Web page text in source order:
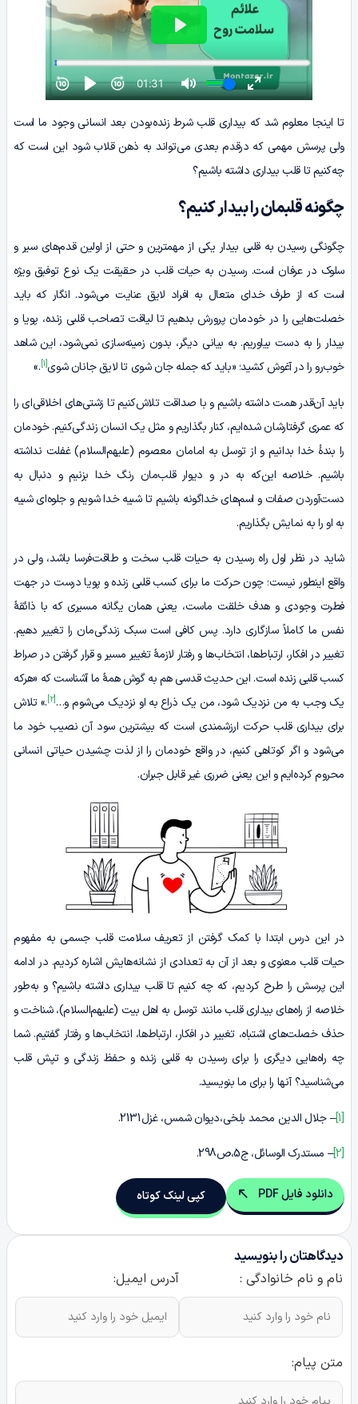
تا اینجا معلوم شد که بیداری قلب شرط زنده‌بودن بعد انسانی وجود ما است
ولی پرسش مهمی که درقدم بعدی می‌تواند به ذهن قلاب ‌شود این است که
چه‌کنیم تا قلب بیداری داشته‌ باشیم؟
چگونه قلبمان را بیدار کنیم؟
چگونگی رسیدن به قلبی بیدار یکی از مهمترین و حتی از اولین قدم‌های سیر و
سلوک در عرفان است. رسیدن به حیات قلب در حقیقت یک نوع توفیق ویژه
است که از طرف خدای متعال به افراد لایق عنایت می‌شود. انگار که باید
خصلت‌هایی را در خودمان پرورش بدهیم تا لیاقت تصاحب قلبی زنده، پویا و
بیدار را به دست بیاوریم. به بیانی دیگر، بدون زمینه‌سازی نمی‌شود، این شاهد
خو‌ب‌رو را در آغوش کشید؛ «باید که جمله جان شوی تا لایق جانان شوی[1]
.»
باید آن‌قدر همت داشته ‌باشیم و با صداقت تلاش‌کنیم تا زشتی‌های اخلاقی‌ای را
که عمری گرفتارشان شده‌ایم، کنار بگذاریم و مثل یک انسان زندگی‌کنیم. خودمان
را بندۀ خدا بدانیم و از توسل به امامان معصوم (علیهم‌السلام) غفلت نداشته
‌باشیم. خلاصه این‌که به در و دیوار قلب‌مان رنگ خدا بزنیم و دنبال به
دست‌آوردن صفات و اسم‌های خداگونه باشیم تا شبیه خدا شویم و جلوه‌ای شبیه
به او را به نمایش بگذاریم.
شاید در نظر اول راه رسیدن به حیات قلب سخت و طاقت‌فرسا باشد، ولی در
واقع اینطور نیست؛ چون حرکت ما برای کسب قلبی زنده و پویا درست در جهت
فطرت وجودی و هدف خلقت ماست، یعنی همان یگانه مسیری که با ذائقۀ
نفس ما کاملاً سازگاری دارد. پس کافی است سبک زندگی‌مان را تغییر دهیم.
تغییر در افکار، ارتباط‌ها، انتخاب‌ها و رفتار لازمۀ تغییر مسیر و قرار گرفتن در صراط
کسب قلبی زنده است. این حدیث قدسی هم به گوش‌ همۀ ما آشناست که «هرکه
یک وجب به من نزدیک شود، من یک ذراع به او نزدیک می‌شوم و…[2] .» تلاش
برای بیداری قلب حرکت ارزشمندی است که بیشترین سود آن نصیب خود ما
می‌شود و اگر کوتاهی کنیم، در واقع خودمان را از لذت چشیدن حیاتی انسانی
محروم کرده‌ایم و این یعنی ضرری غیر قابل جبران.
در این درس ابتدا با کمک گرفتن از تعریف سلامت قلب جسمی به مفهوم
حیات قلب معنوی و بعد از آن به تعدادی از نشانه‌هایش اشاره کردیم. در ادامه
این پرسش را طرح کردیم، که چه ‌کنیم تا قلب بیداری داشته ‌باشیم؟ و به‌طور
خلاصه از راه‌های بیداری قلب مانند توسل به اهل بیت (علیهم‌السلام)، شناخت و
حذف خصلت‌های اشتباه، تغییر در افکار، ارتباط‌ها، انتخاب‌ها و رفتار گفتیم. شما
چه راه‌هایی دیگری را برای رسیدن به قلبی زنده و حفظ زندگی و تپش قلب
می‌شناسید؟ آنها را برای ما بنویسید.
[1] – جلال الدین محمد بلخی،دیوان شمس، غزل2131.
[2] – مستدرک الوسائل، ج5،ص298.
دانلود فایل PDF کپی لینک کوتاه
دیدگاهتان را بنویسید
نام و نام خانوادگی :
آدرس ایمیل:
متن پیام: